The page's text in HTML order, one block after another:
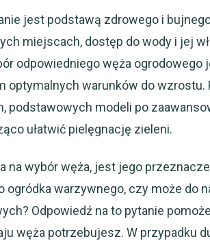
jest podstawą zdrowego i
miejscach, dostęp do wody i jej
odpowiedniego węża ogrodowego
optymalnych warunków do
podstawowych modeli po
ułatwić pielęgnację zieleni.
na wybór węża, jest jego
warzywnego, czy może do
Odpowiedź na to pytanie
węża potrzebujesz. W przypadku